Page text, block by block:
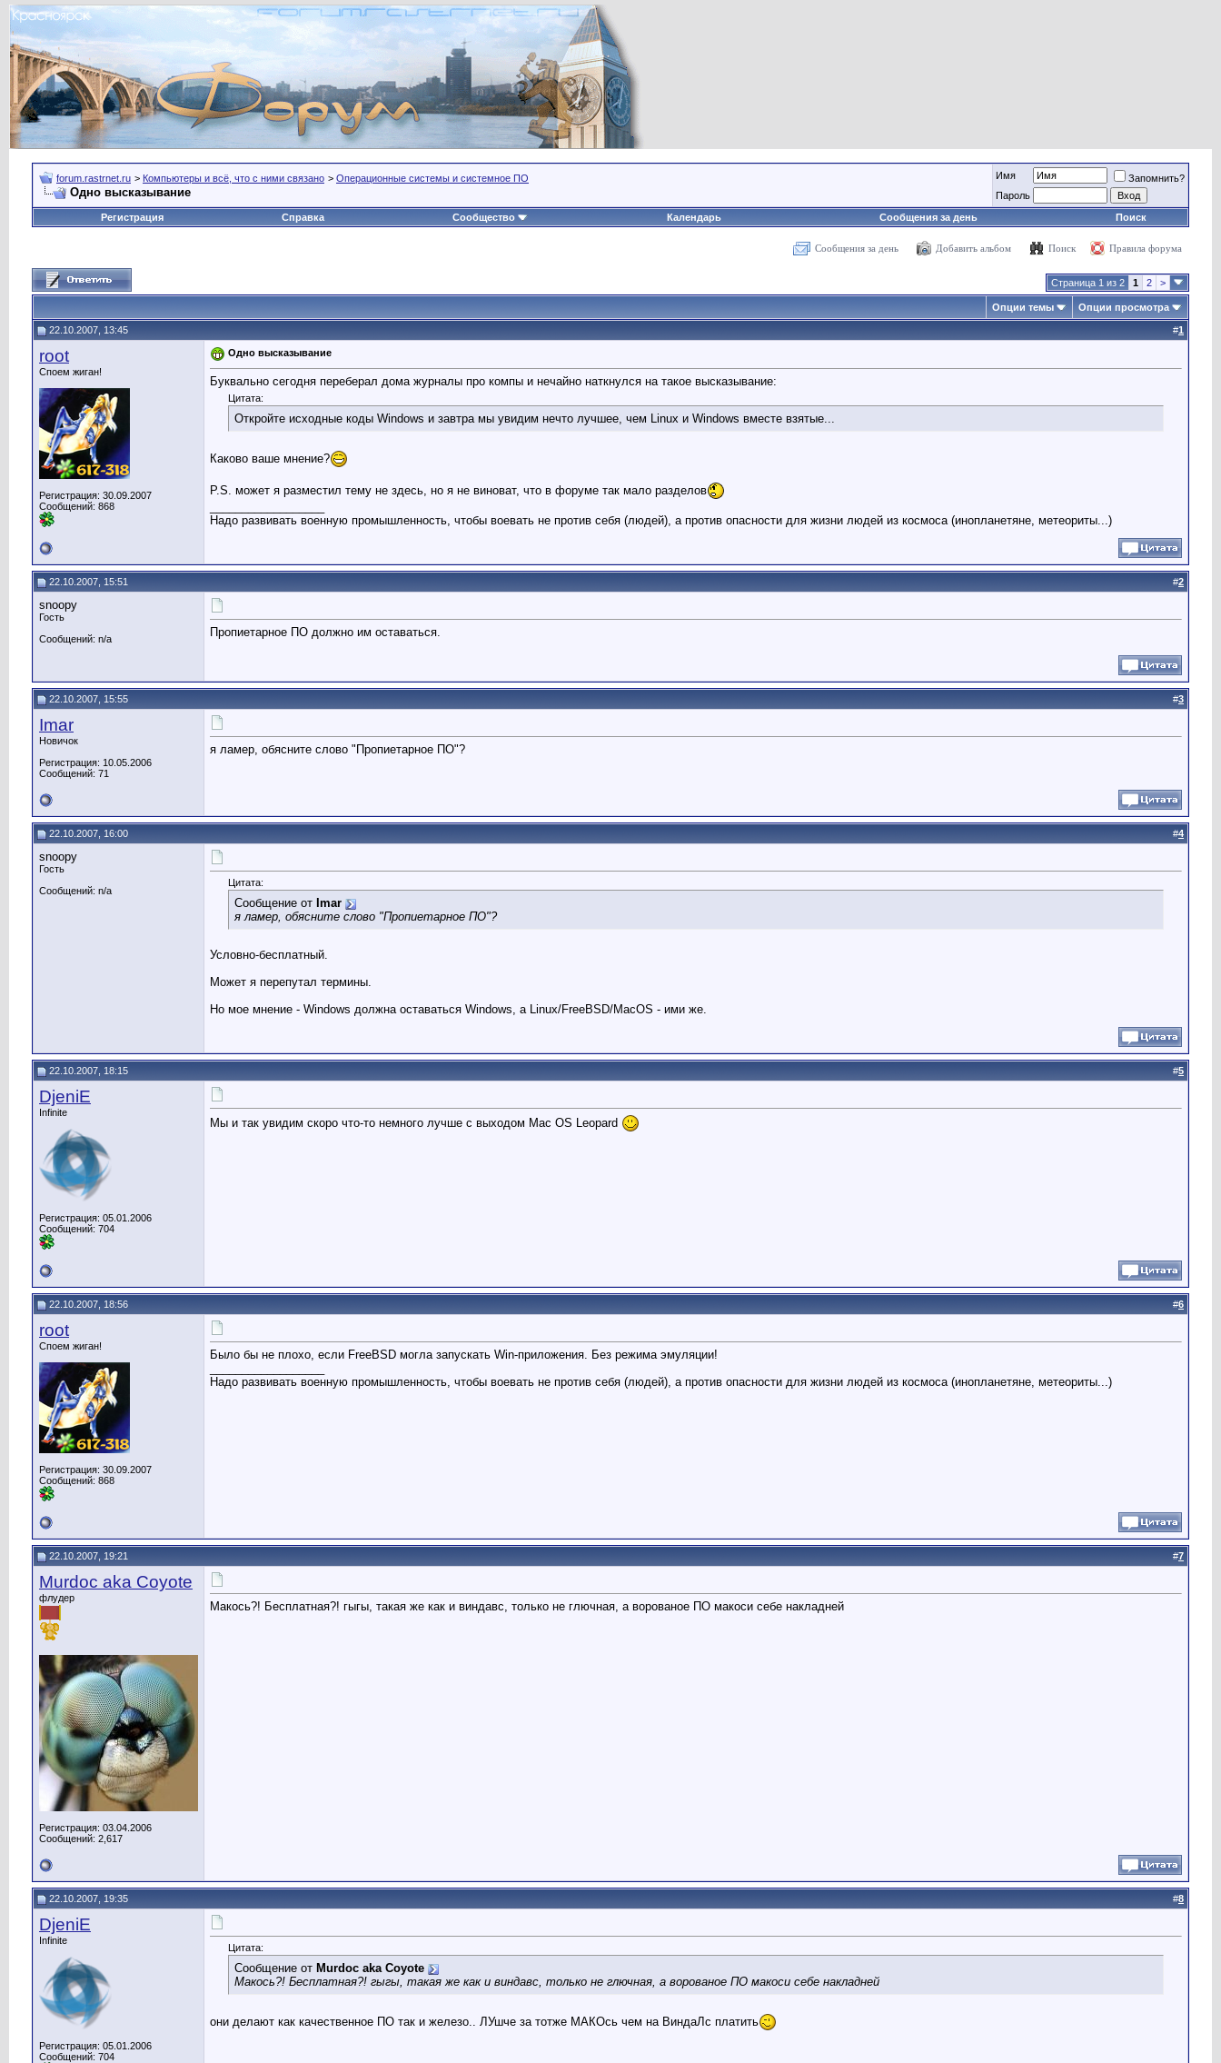
forum.rastrnet.ru > Компьютеры и всё, что с ними связано > Операционные системы и системное ПО
Одно высказывание
Имя
Запомнить?
Пароль
Регистрация
Справка Сообщество Календарь Сообщения за день Поиск
Сообщения за день Добавить альбом Поиск Правила форума
Страница 1 из 2 1 2 >
Опции темы Опции просмотра
22.10.2007, 13:45 #1
root
Споем жиган!
Регистрация: 30.09.2007
Сообщений: 868
Одно высказывание
Буквально сегодня переберал дома журналы про компы и нечайно наткнулся на такое высказывание:
Цитата:
Откройте исходные коды Windows и завтра мы увидим нечто лучшее, чем Linux и Windows вместе взятые...
Каково ваше мнение?
P.S. может я разместил тему не здесь, но я не виноват, что в форуме так мало разделов
Надо развивать военную промышленность, чтобы воевать не против себя (людей), а против опасности для жизни людей из космоса (инопланетяне, метеориты...)
22.10.2007, 15:51 #2
snoopy
Гость
Сообщений: n/a
Пропиетарное ПО должно им оставаться.
22.10.2007, 15:55 #3
Imar
Новичок
Регистрация: 10.05.2006
Сообщений: 71
я ламер, обясните слово "Пропиетарное ПО"?
22.10.2007, 16:00 #4
snoopy
Гость
Сообщений: n/a
Цитата:
Сообщение от Imar
я ламер, обясните слово "Пропиетарное ПО"?
Условно-бесплатный.
Может я перепутал термины.
Но мое мнение - Windows должна оставаться Windows, а Linux/FreeBSD/MacOS - ими же.
22.10.2007, 18:15 #5
DjeniE
Infinite
Регистрация: 05.01.2006
Сообщений: 704
Мы и так увидим скоро что-то немного лучше с выходом Mac OS Leopard
22.10.2007, 18:56 #6
root
Споем жиган!
Регистрация: 30.09.2007
Сообщений: 868
Было бы не плохо, если FreeBSD могла запускать Win-приложения. Без режима эмуляции!
Надо развивать военную промышленность, чтобы воевать не против себя (людей), а против опасности для жизни людей из космоса (инопланетяне, метеориты...)
22.10.2007, 19:21 #7
Murdoc aka Coyote
флудер
Регистрация: 03.04.2006
Сообщений: 2,617
Макось?! Бесплатная?! гыгы, такая же как и виндавс, только не глючная, а ворованое ПО макоси себе накладней
22.10.2007, 19:35 #8
DjeniE
Infinite
Регистрация: 05.01.2006
Сообщений: 704
Цитата:
Сообщение от Murdoc aka Coyote
Макось?! Бесплатная?! гыгы, такая же как и виндавс, только не глючная, а ворованое ПО макоси себе накладней
они делают как качественное ПО так и железо.. ЛУшче за тотже МАКОсь чем на ВиндаЛс платить